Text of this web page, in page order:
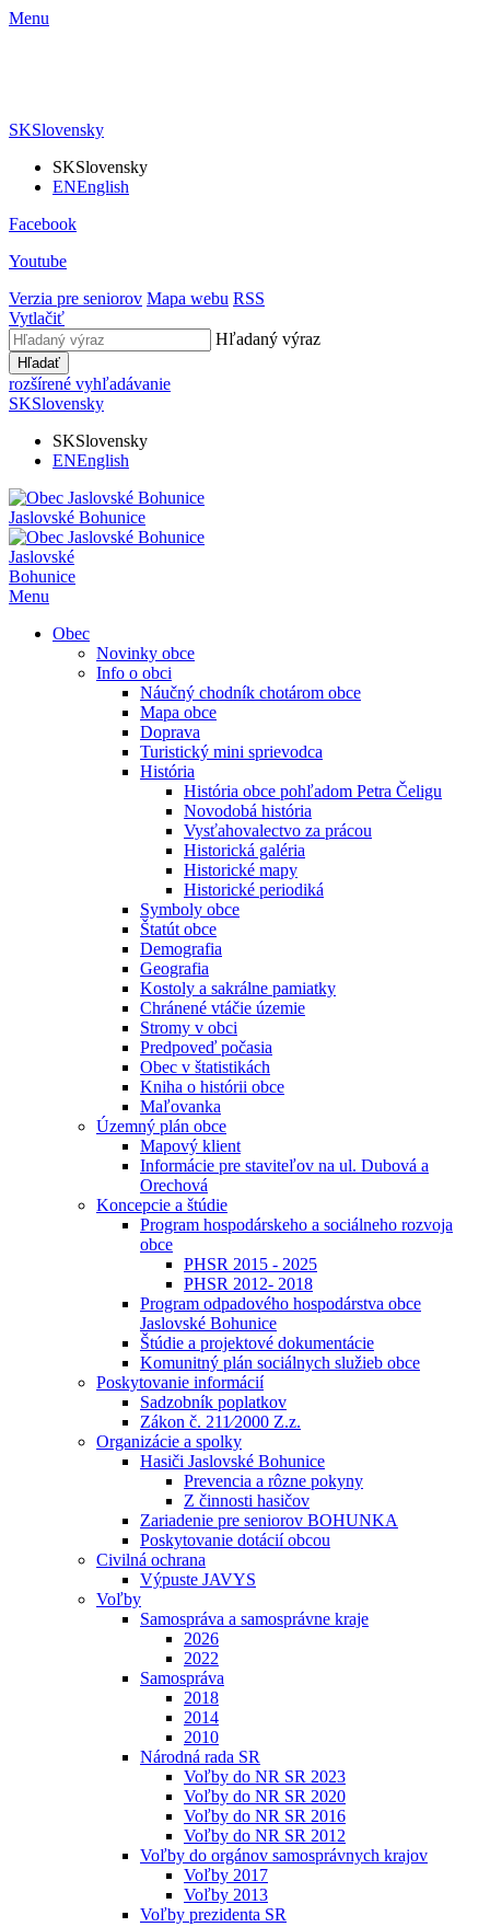
Menu
SKSlovensky
SKSlovensky
ENEnglish
Facebook
Youtube
Verzia pre seniorov Mapa webu RSS
Vytlačiť
Hľadaný výraz
Hľadať
rozšírené vyhľadávanie
SKSlovensky
SKSlovensky
ENEnglish
Jaslovské Bohunice
Jaslovské
Bohunice
Menu
Obec
Novinky obce
Info o obci
Náučný chodník chotárom obce
Mapa obce
Doprava
Turistický mini sprievodca
História
História obce pohľadom Petra Čeligu
Novodobá história
Vysťahovalectvo za prácou
Historická galéria
Historické mapy
Historické periodiká
Symboly obce
Štatút obce
Demografia
Geografia
Kostoly a sakrálne pamiatky
Chránené vtáčie územie
Stromy v obci
Predpoveď počasia
Obec v štatistikách
Kniha o histórii obce
Maľovanka
Územný plán obce
Mapový klient
Informácie pre staviteľov na ul. Dubová a
Orechová
Koncepcie a štúdie
Program hospodárskeho a sociálneho rozvoja
obce
PHSR 2015 - 2025
PHSR 2012- 2018
Program odpadového hospodárstva obce
Jaslovské Bohunice
Štúdie a projektové dokumentácie
Komunitný plán sociálnych služieb obce
Poskytovanie informácií
Sadzobník poplatkov
Zákon č. 211⁄2000 Z.z.
Organizácie a spolky
Hasiči Jaslovské Bohunice
Prevencia a rôzne pokyny
Z činnosti hasičov
Zariadenie pre seniorov BOHUNKA
Poskytovanie dotácií obcou
Civilná ochrana
Výpuste JAVYS
Voľby
Samospráva a samosprávne kraje
2026
2022
Samospráva
2018
2014
2010
Národná rada SR
Voľby do NR SR 2023
Voľby do NR SR 2020
Voľby do NR SR 2016
Voľby do NR SR 2012
Voľby do orgánov samosprávnych krajov
Voľby 2017
Voľby 2013
Voľby prezidenta SR